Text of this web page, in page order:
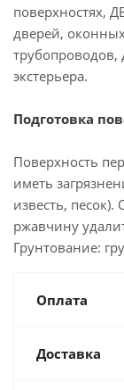
поверхностях,
дверей,
трубопроводов,
экстерьера.
Подготовка
Поверхность
иметь
известь,
ржавчину
Грунтование:
Оплата
Доставка